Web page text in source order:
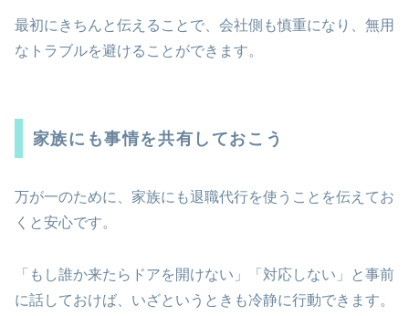
最初にきちんと伝えることで、会社側も慎重になり、無用
なトラブルを避けることができます。
家族にも事情を共有しておこう
万が一のために、家族にも退職代行を使うことを伝えてお
くと安心です。
「もし誰か来たらドアを開けない」「対応しない」と事前
に話しておけば、いざというときも冷静に行動できます。